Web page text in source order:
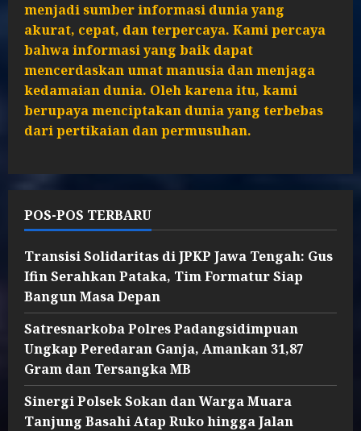
menjadi sumber informasi dunia yang
akurat, cepat, dan terpercaya. Kami percaya
bahwa informasi yang baik dapat
mencerdaskan umat manusia dan menjaga
kedamaian dunia. Oleh karena itu, kami
berupaya menciptakan dunia yang terbebas
dari pertikaian dan permusuhan.
POS-POS TERBARU
Transisi Solidaritas di JPKP Jawa Tengah: Gus
Ifin Serahkan Pataka, Tim Formatur Siap
Bangun Masa Depan
Satresnarkoba Polres Padangsidimpuan
Ungkap Peredaran Ganja, Amankan 31,87
Gram dan Tersangka MB
Sinergi Polsek Sokan dan Warga Muara
Tanjung Basahi Atap Ruko hingga Jalan